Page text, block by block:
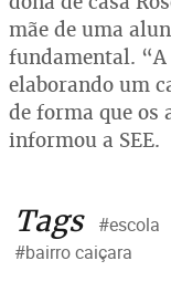
mãe de uma
fundamental. “A
elaborando um
de forma que os
informou a SEE.
Tags #escola
#bairro caiçara